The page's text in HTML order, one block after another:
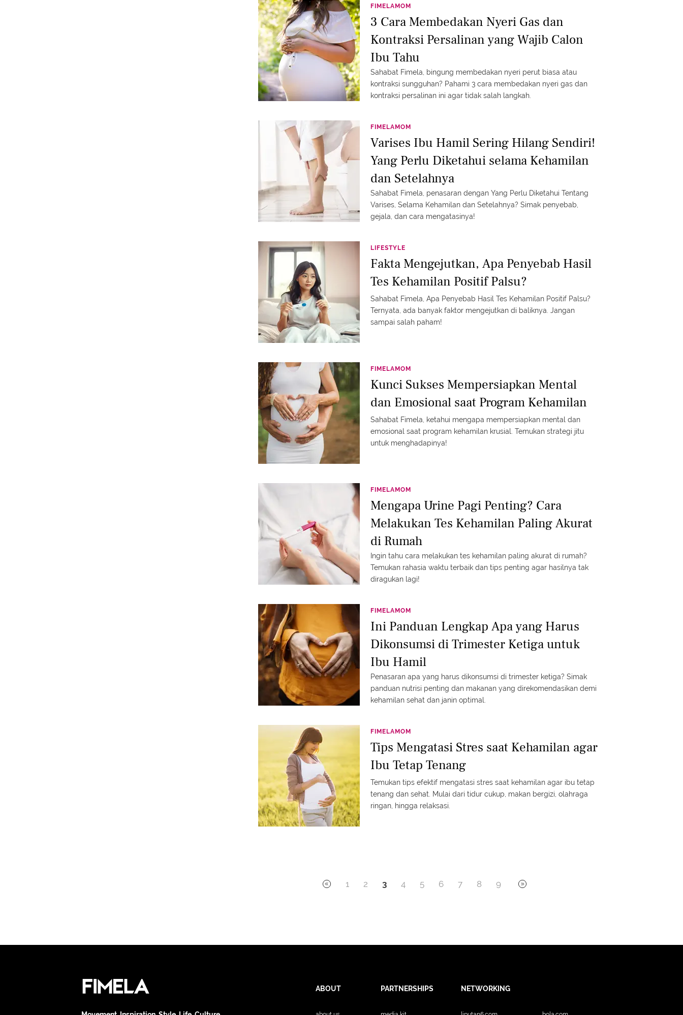
FIMELAMOM
3 Cara Membedakan Nyeri Gas dan
Kontraksi Persalinan yang Wajib Calon
Ibu Tahu
Sahabat Fimela, bingung membedakan nyeri perut biasa atau
kontraksi sungguhan? Pahami 3 cara membedakan nyeri gas dan
kontraksi persalinan ini agar tidak salah langkah.
FIMELAMOM
Varises Ibu Hamil Sering Hilang Sendiri!
Yang Perlu Diketahui selama Kehamilan
dan Setelahnya
Sahabat Fimela, penasaran dengan Yang Perlu Diketahui Tentang
Varises, Selama Kehamilan dan Setelahnya? Simak penyebab,
gejala, dan cara mengatasinya!
LIFESTYLE
Fakta Mengejutkan, Apa Penyebab Hasil
Tes Kehamilan Positif Palsu?
Sahabat Fimela, Apa Penyebab Hasil Tes Kehamilan Positif Palsu?
Ternyata, ada banyak faktor mengejutkan di baliknya. Jangan
sampai salah paham!
FIMELAMOM
Kunci Sukses Mempersiapkan Mental
dan Emosional saat Program Kehamilan
Sahabat Fimela, ketahui mengapa mempersiapkan mental dan
emosional saat program kehamilan krusial. Temukan strategi jitu
untuk menghadapinya!
FIMELAMOM
Mengapa Urine Pagi Penting? Cara
Melakukan Tes Kehamilan Paling Akurat
di Rumah
Ingin tahu cara melakukan tes kehamilan paling akurat di rumah?
Temukan rahasia waktu terbaik dan tips penting agar hasilnya tak
diragukan lagi!
FIMELAMOM
Ini Panduan Lengkap Apa yang Harus
Dikonsumsi di Trimester Ketiga untuk
Ibu Hamil
Penasaran apa yang harus dikonsumsi di trimester ketiga? Simak
panduan nutrisi penting dan makanan yang direkomendasikan demi
kehamilan sehat dan janin optimal.
FIMELAMOM
Tips Mengatasi Stres saat Kehamilan agar
Ibu Tetap Tenang
Temukan tips efektif mengatasi stres saat kehamilan agar ibu tetap
tenang dan sehat. Mulai dari tidur cukup, makan bergizi, olahraga
ringan, hingga relaksasi.
1 2 3 4 5 6 7 8 9
ABOUT PARTNERSHIPS NETWORKING